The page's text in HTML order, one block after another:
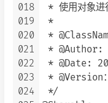
018
019
020
021
022
023
024
* 使用对象进
*
*
* @Author:
* @Date:
* @Version
*/